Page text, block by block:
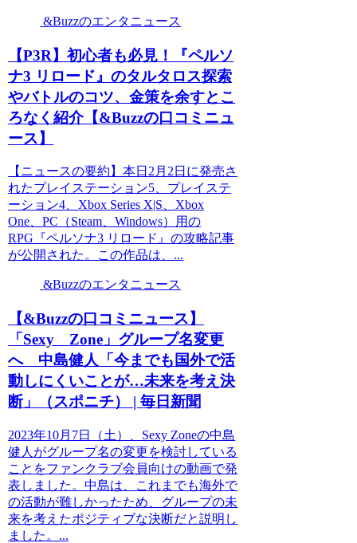
&Buzzのエンタニュース
【P3R】初心者も必見！『ペルソ
ナ3 リロード』のタルタロス探索
やバトルのコツ、金策を余すとこ
ろなく紹介【&Buzzの口コミニュ
ース】
【ニュースの要約】本日2月2日に発売さ
れたプレイステーション5、プレイステ
ーション4、Xbox Series X|S、Xbox
One、PC（Steam、Windows）用の
RPG『ペルソナ3 リロード』の攻略記事
が公開された。この作品は、...
&Buzzのエンタニュース
【&Buzzの口コミニュース】
「Sexy Zone」グループ名変更
へ 中島健人「今までも国外で活
動しにくいことが…未来を考え決
断」（スポニチ） | 毎日新聞
2023年10月7日（土）、Sexy Zoneの中島
健人がグループ名の変更を検討している
ことをファンクラブ会員向けの動画で発
表しました。中島は、これまでも海外で
の活動が難しかったため、グループの未
来を考えたポジティブな決断だと説明し
ました。...